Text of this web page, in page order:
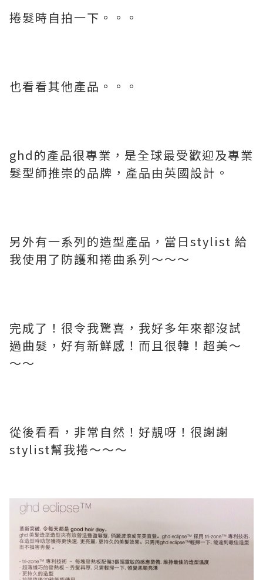
捲髮時自拍一下。。。
也看看其他產品。。。
ghd的產品很專業，是全球最受歡迎及專業
髮型師推崇的品牌，產品由英國設計。
另外有一系列的造型產品，當日stylist 給
我使用了防護和捲曲系列～～～
完成了！很令我驚喜，我好多年來都沒試
過曲髮，好有新鮮感！而且很韓！超美～
～～
從後看看，非常自然！好靚呀！很謝謝
stylist幫我捲～～～